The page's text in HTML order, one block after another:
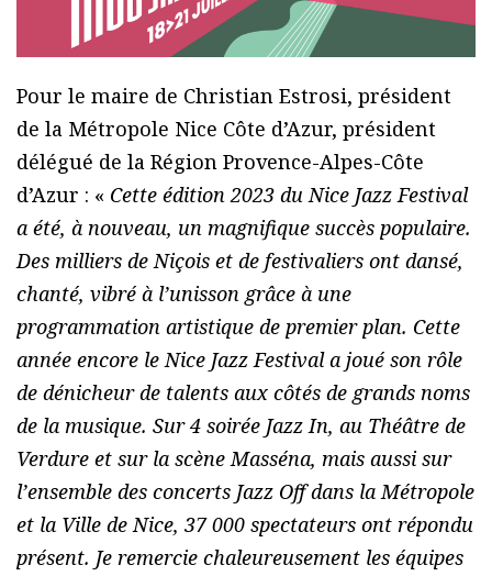
Pour le maire de Christian Estrosi, président
de la Métropole Nice Côte d’Azur, président
délégué de la Région Provence-Alpes-Côte
d’Azur : « Cette édition 2023 du Nice Jazz Festival
a été, à nouveau, un magnifique succès populaire.
Des milliers de Niçois et de festivaliers ont dansé,
chanté, vibré à l’unisson grâce à une
programmation artistique de premier plan. Cette
année encore le Nice Jazz Festival a joué son rôle
de dénicheur de talents aux côtés de grands noms
de la musique. Sur 4 soirée Jazz In, au Théâtre de
Verdure et sur la scène Masséna, mais aussi sur
l’ensemble des concerts Jazz Off dans la Métropole
et la Ville de Nice, 37 000 spectateurs ont répondu
présent. Je remercie chaleureusement les équipes